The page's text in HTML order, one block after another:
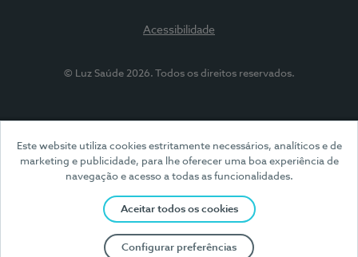
Este website utiliza cookies estritamente necessários, analíticos e de
marketing e publicidade, para lhe oferecer uma boa experiência de
navegação e acesso a todas as funcionalidades.
Aceitar todos os cookies
Configurar preferências
Acessibilidade
© Luz Saúde 2026. Todos os direitos reservados.